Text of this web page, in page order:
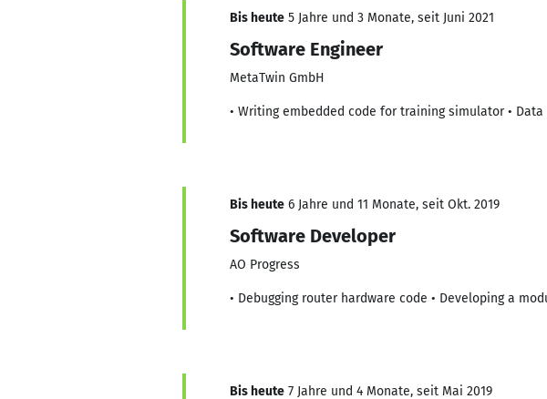
Bis heute 5 Jahre und 3 Monate, seit Juni 2021
Software Engineer
MetaTwin GmbH
• Writing embedded code for training simulator •
Bis heute 6 Jahre und 11 Monate, seit Okt. 2019
Software Developer
AO Progress
• Debugging router hardware code • Developing a
Bis heute 7 Jahre und 4 Monate, seit Mai 2019